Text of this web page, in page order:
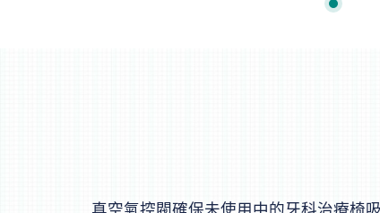
真空氣控閥確保未使用中的牙科治療椅